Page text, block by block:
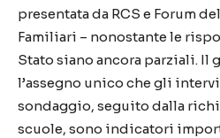
presentata da RCS e Forum
Familiari – nonostante le
Stato siano ancora parziali. Il
l’assegno unico che gli
sondaggio, seguito dalla
scuole, sono indicatori